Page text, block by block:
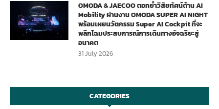
OMODA & JAECOO ตอกย้ำวิสัยทัศน์ด้าน AI
Mobility ผ่านงาน OMODA SUPER AI NIGHT
พร้อมเผยนวัตกรรม Super AI Cockpit ที่จะ
พลิกโฉมประสบการณ์การเดินทางอัจฉริยะสู่
อนาคต
31 July 2026
CATEGORIES